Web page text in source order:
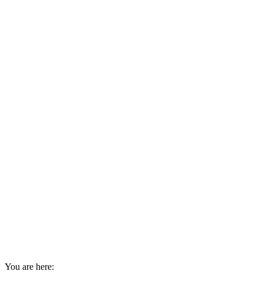
You are here: